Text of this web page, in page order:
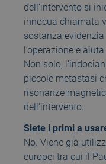
dell’intervento si
innocua chiamata
sostanza
l’operazione e
Non solo,
piccole metastasi
risonanze
dell’intervento.
Siete i primi a
No. Viene già
europei tra cui il